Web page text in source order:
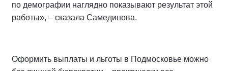
по демографии наглядно показывают результат этой
работы», – сказала Самединова.
Оформить выплаты и льготы в Подмосковье можно